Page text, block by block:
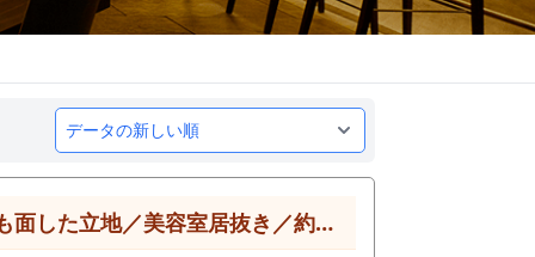
立地／美容室居抜き／約12.44坪